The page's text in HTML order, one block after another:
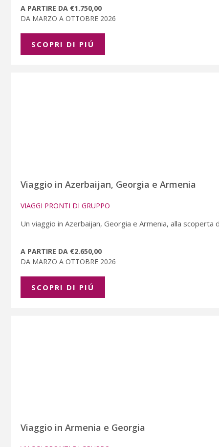
A PARTIRE DA €1.750,00
DA MARZO A OTTOBRE 2026
SCOPRI DI PIÚ
Viaggio in Azerbaijan, Georgia e Armenia
VIAGGI PRONTI DI GRUPPO
Un viaggio in Azerbaijan, Georgia e Armenia, alla
A PARTIRE DA €2.650,00
DA MARZO A OTTOBRE 2026
SCOPRI DI PIÚ
Viaggio in Armenia e Georgia